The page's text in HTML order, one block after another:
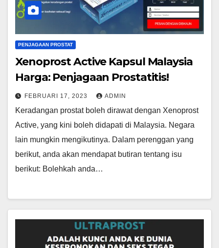
PENJAGAAN PROSTAT
Xenoprost Active Kapsul Malaysia
Harga: Penjagaan Prostatitis!
FEBRUARI 17, 2023 ADMIN
Keradangan prostat boleh dirawat dengan Xenoprost
Active, yang kini boleh didapati di Malaysia. Negara
lain mungkin mengikutinya. Dalam perenggan yang
berikut, anda akan mendapat butiran tentang isu
berikut: Bolehkah anda…